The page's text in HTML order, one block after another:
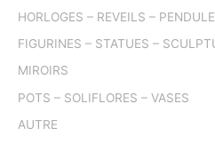
HORLOGES – REVEILS –
FIGURINES – STATUES –
MIROIRS
POTS – SOLIFLORES – VASES
AUTRE